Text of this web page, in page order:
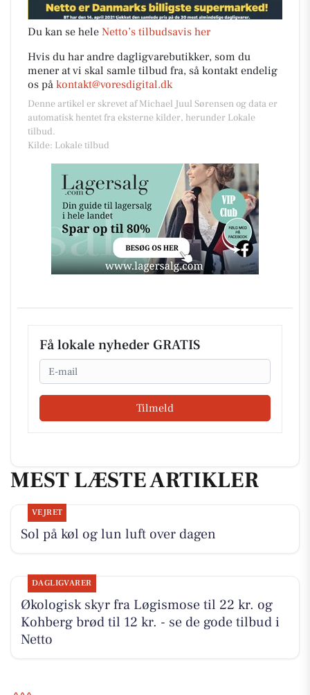
Du kan se hele Netto’s tilbudsavis her
Hvis du har andre dagligvarebutikker, som du
mener at vi skal samle tilbud fra, så kontakt endelig
os på kontakt@voresdigital.dk
Denne artikel er skrevet af Michael Juul Sørensen og data er
automatisk hentet fra eksterne kilder, herunder Lokale
tilbud.
Kilde: Lokale tilbud
Få lokale nyheder GRATIS
Email
Tilmeld
MEST LÆSTE ARTIKLER
VEJRET
Sol på køl og lun luft over dagen
DAGLIGVARER
Økologisk skyr fra Løgismose til 22 kr. og
Kohberg brød til 12 kr. - se de gode tilbud i
Netto